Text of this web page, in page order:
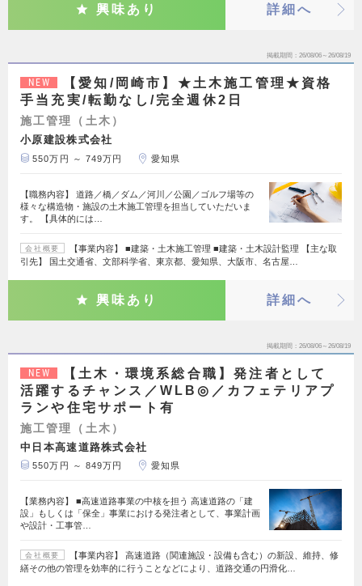
興味あり 詳細へ
掲載期間 26/08/06～26/08/19
NEW
【愛知/岡崎市】★土木施工管理★資格
手当充実/転勤なし/完全週休2日
施工管理（土木）
小原建設株式会社
550万円 ～ 749万円 愛知県
【職務内容】 道路／橋／ダム／河川／公園／ゴルフ場等の
様々な構造物・施設の土木施工管理を担当していただいま
す。 【具体的には…
会社概要
【事業内容】 ■建築・土木施工管理 ■建築・土木設計監理 【主な取
引先】 国土交通省、文部科学省、東京都、愛知県、大阪市、名古屋…
興味あり 詳細へ
掲載期間 26/08/06～26/08/19
NEW
【土木・環境系総合職】発注者として
活躍するチャンス／WLB◎／カフェテリアプ
ランや住宅サポート有
施工管理（土木）
中日本高速道路株式会社
550万円 ～ 849万円 愛知県
【業務内容】 ■高速道路事業の中核を担う 高速道路の「建
設」もしくは「保全」事業における発注者として、事業計画
や設計・工事管…
会社概要
【事業内容】 高速道路（関連施設・設備も含む）の新設、維持、修
繕その他の管理を効率的に行うことなどにより、道路交通の円滑化…